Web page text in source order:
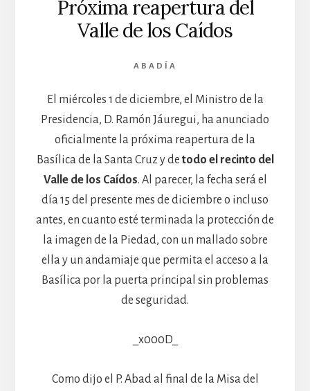
Próxima reapertura del
Valle de los Caídos
ABADÍA
El miércoles 1 de diciembre, el Ministro de la
Presidencia, D. Ramón Jáuregui, ha anunciado
oficialmente la próxima reapertura de la
Basílica de la Santa Cruz y de todo el recinto del
Valle de los Caídos. Al parecer, la fecha será el
día 15 del presente mes de diciembre o incluso
antes, en cuanto esté terminada la protección de
la imagen de la Piedad, con un mallado sobre
ella y un andamiaje que permita el acceso a la
Basílica por la puerta principal sin problemas
de seguridad.
_x000D_
Como dijo el P. Abad al final de la Misa del